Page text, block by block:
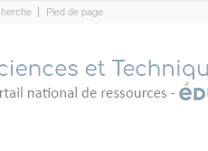
Pied de page